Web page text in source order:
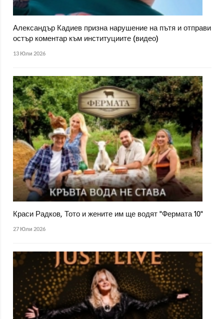
Александър Кадиев призна нарушение на пътя и отправи
остър коментар към институциите (видео)
13 Юли 2026
Краси Радков, Тото и жените им ще водят "Фермата 10"
27 Юли 2026